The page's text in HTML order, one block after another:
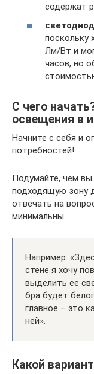
содержат
поскольку
Лм/Вт и
часов, но
С чего
освещения в
Начните с себя и
потребностей!
Подумайте, чем
подходящую зону
отвечать на
минимальны.
Например:
стене я хочу
выделить ее
бра будет
главное – это
ней».
Какой